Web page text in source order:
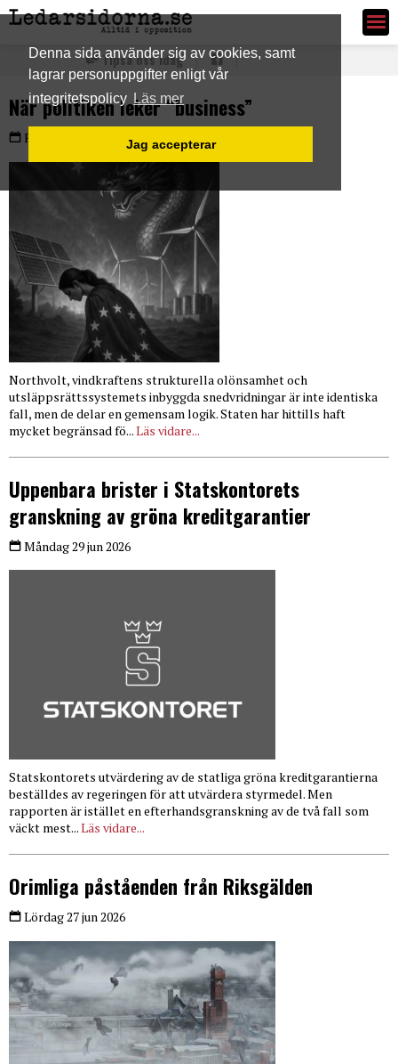
Denna sida använder sig av cookies, samt
lagrar personuppgifter enligt vår
integritetspolicy Läs mer
Jag accepterar
Ledarsidorna.se
Tipsa oss idag
När politiken leker “business”
Fredag 17 jul 2026
Northvolt, vindkraftens strukturella olönsamhet och
utsläppsrättssystemets inbyggda snedvridningar är inte identiska
fall, men de delar en gemensam logik. Staten har hittills haft
mycket begränsad fö...Läs vidare...
Uppenbara brister i Statskontorets
granskning av gröna kreditgarantier
Måndag 29 jun 2026
Statskontorets utvärdering av de statliga gröna kreditgarantierna
beställdes av regeringen för att utvärdera styrmedel. Men
rapporten är istället en efterhandsgranskning av de två fall som
väckt mest...Läs vidare...
Orimliga påståenden från Riksgälden
Lördag 27 jun 2026